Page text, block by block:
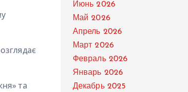
та
Июнь 2026
Май 2026
Апрель 2026
Март 2026
Февраль 2026
Январь 2026
Декабрь 2025